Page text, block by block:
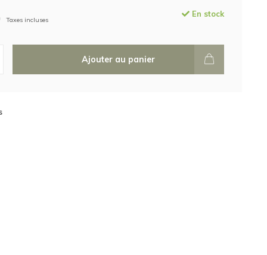
Taxes incluses
En stock
Ajouter au panier